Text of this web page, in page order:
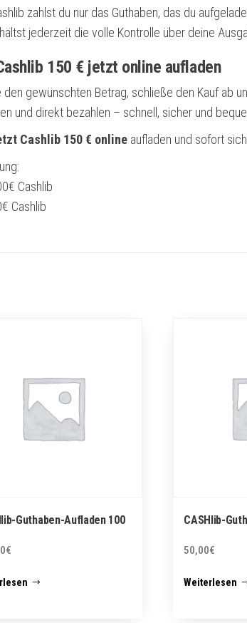
zahlst du nur das Guthaben, das du
jederzeit die volle Kontrolle über deine
150 € jetzt online aufladen
den gewünschten Betrag, schließe den Kauf ab
und direkt bezahlen – schnell, sicher und
Cashlib 150 € online aufladen und sofort
Cashlib
Cashlib
Guthaben-Aufladen 100
€
CASHlib-
50,00€
Weiterlesen